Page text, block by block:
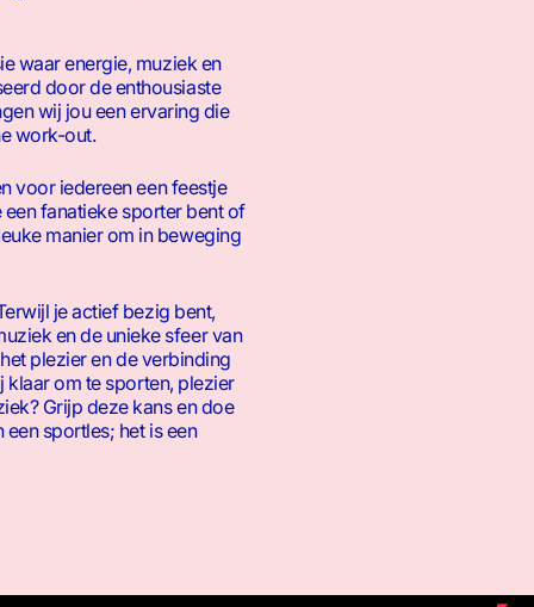
waar energie, muziek en
door de enthousiaste
wij jou een ervaring die
work-out.
voor iedereen een feestje
fanatieke sporter bent of
manier om in beweging
je actief bezig bent,
en de unieke sfeer van
plezier en de verbinding
klaar om te sporten, plezier
Grijp deze kans en doe
een sportles; het is een